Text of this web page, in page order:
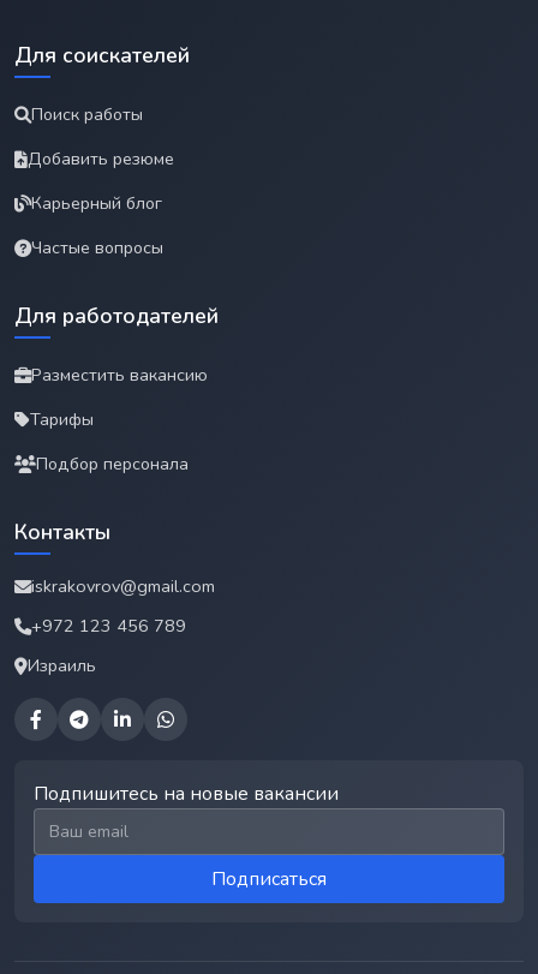
Для соискателей
Поиск работы
Добавить резюме
Карьерный блог
Частые вопросы
Для работодателей
Разместить вакансию
Тарифы
Подбор персонала
Контакты
iskrakovrov@gmail.com
+972 123 456 789
Израиль
Подпишитесь на новые вакансии
Email для подписки
Подписаться